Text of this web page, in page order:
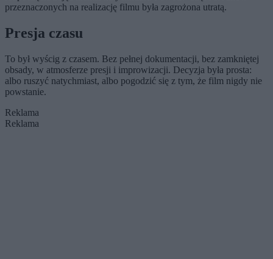
przeznaczonych na realizację filmu była zagrożona utratą.
Presja czasu
To był wyścig z czasem. Bez pełnej dokumentacji, bez zamkniętej
obsady, w atmosferze presji i improwizacji. Decyzja była prosta:
albo ruszyć natychmiast, albo pogodzić się z tym, że film nigdy nie
powstanie.
Reklama
Reklama